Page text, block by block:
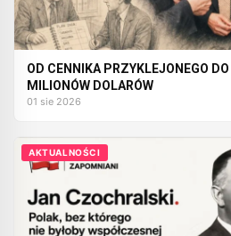
OD CENNIKA PRZYKLEJONEGO
MILIONÓW DOLARÓW
01 sie 2026
AKTUALNOŚCI